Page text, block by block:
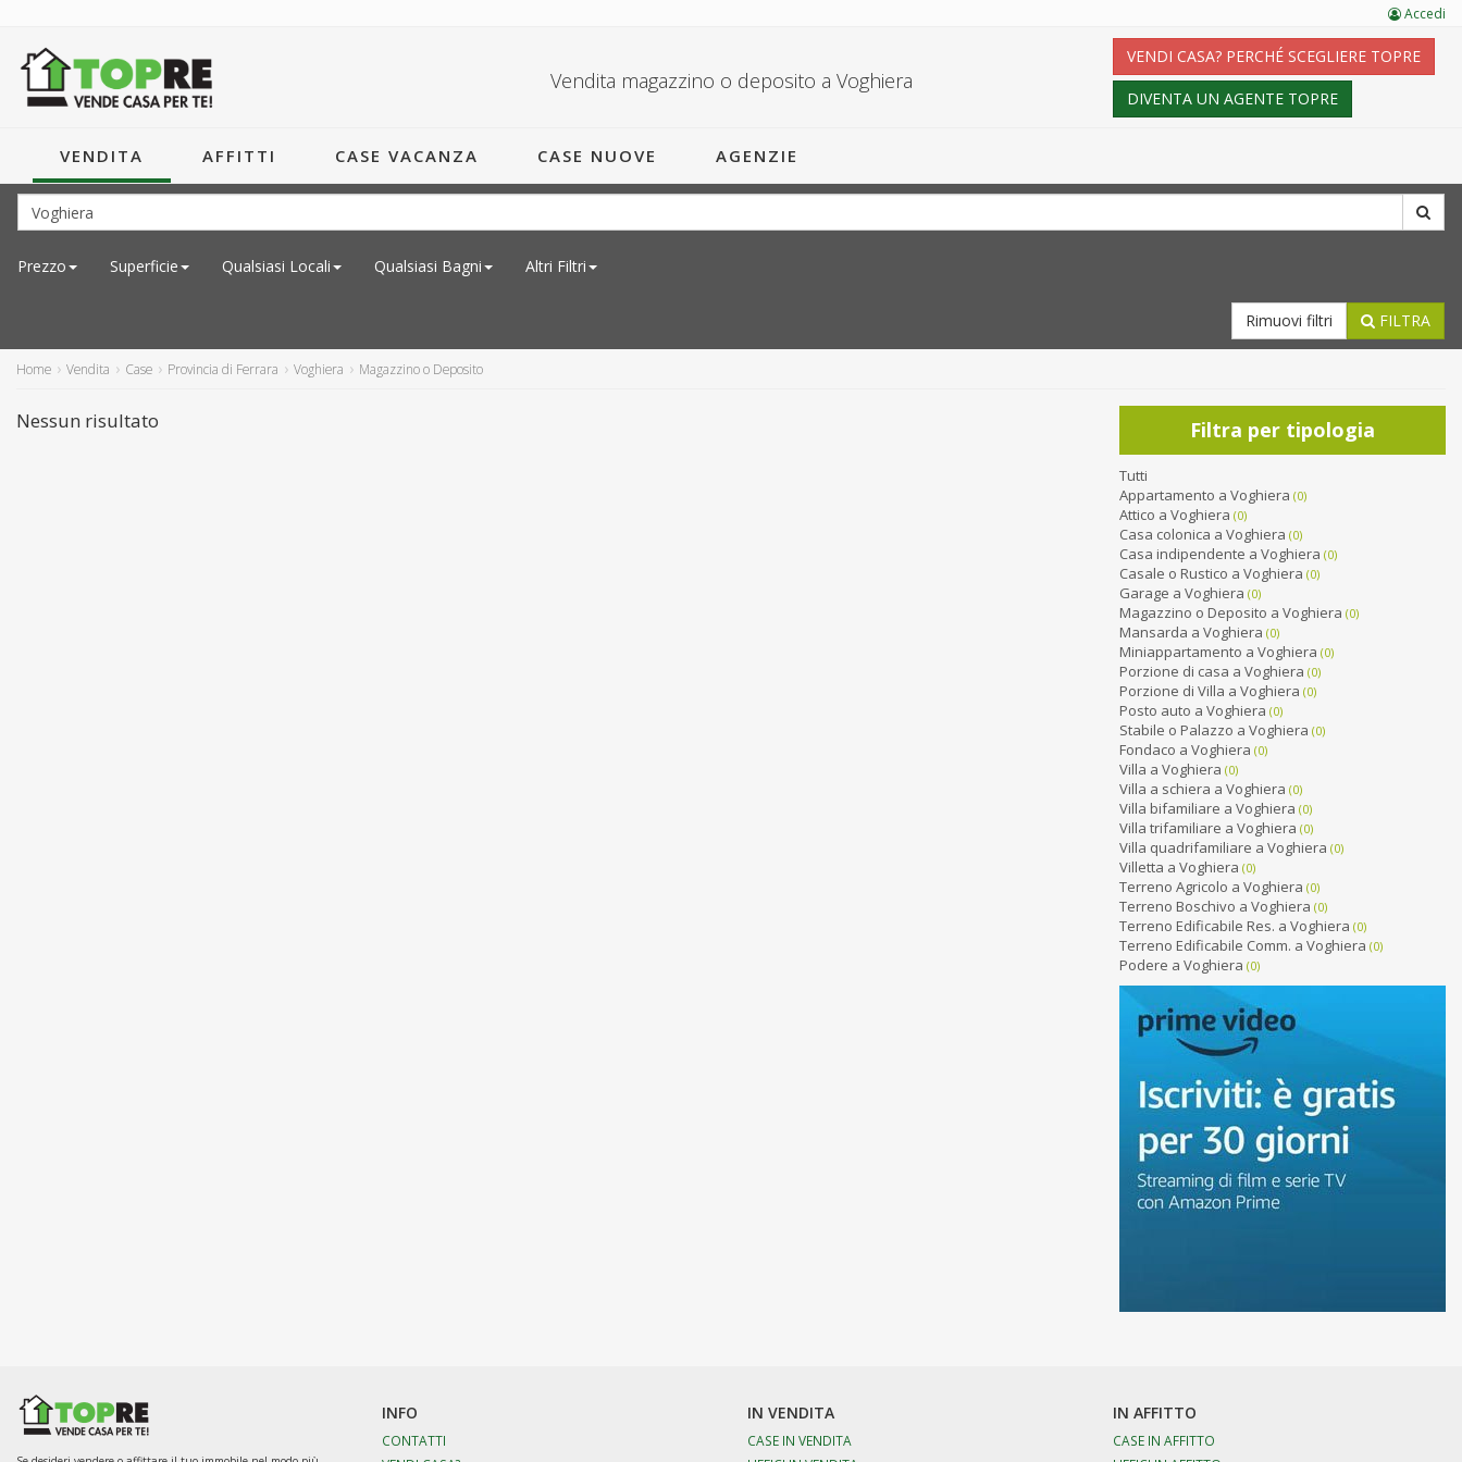
Vendita magazzino o deposito a Voghiera
VENDI CASA? PERCHÉ SCEGLIERE TOPRE
DIVENTA UN AGENTE TOPRE
VENDITA AFFITTI CASE VACANZA CASE NUOVE AGENZIE
Prezzo Superficie Qualsiasi Locali Qualsiasi Bagni Altri Filtri
FILTRA
Rimuovi filtri
Home Vendita Case Provincia di Ferrara Voghiera Magazzino o Deposito
Nessun risultato Filtra per tipologia
Tutti
Appartamento a Voghiera (0)
Attico a Voghiera (0)
Casa colonica a Voghiera (0)
Casa indipendente a Voghiera (0)
Casale o Rustico a Voghiera (0)
Garage a Voghiera (0)
Magazzino o Deposito a Voghiera (0)
Mansarda a Voghiera (0)
Miniappartamento a Voghiera (0)
Porzione di casa a Voghiera (0)
Porzione di Villa a Voghiera (0)
Posto auto a Voghiera (0)
Stabile o Palazzo a Voghiera (0)
Fondaco a Voghiera (0)
Villa a Voghiera (0)
Villa a schiera a Voghiera (0)
Villa bifamiliare a Voghiera (0)
Villa trifamiliare a Voghiera (0)
Villa quadrifamiliare a Voghiera (0)
Villetta a Voghiera (0)
Terreno Agricolo a Voghiera (0)
Terreno Boschivo a Voghiera (0)
Terreno Edificabile Res. a Voghiera (0)
Terreno Edificabile Comm. a Voghiera (0)
Podere a Voghiera (0)
INFO
CONTATTI
IN VENDITA
CASE IN VENDITA
IN AFFITTO
CASE IN AFFITTO
Accedi